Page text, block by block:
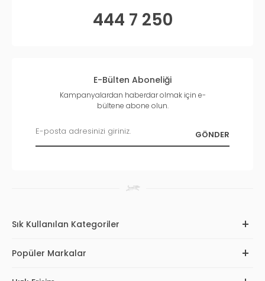
444 7 250
E-Bülten Aboneliği
Kampanyalardan haberdar olmak için e-
bültene abone olun.
Sık Kullanılan Kategoriler
Popüler Markalar